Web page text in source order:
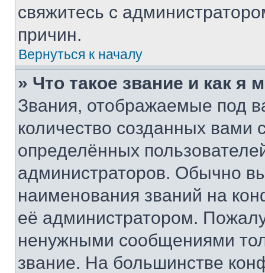
свяжитесь с
причин.
Вернуться к началу
» Что такое звание и как я
Звания, отображаемые под
количество созданных
определённых
администраторов. Обычно
наименования званий на
её администратором.
ненужными сообщениями
звание. На большинстве